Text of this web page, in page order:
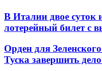
В Италии двое
лотерейный билет с
Орден для
Туска завершить дело